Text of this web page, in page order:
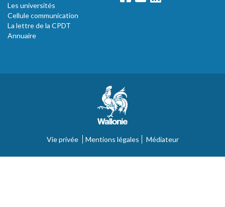
Les universités
Cellule communication
La lettre de la CPDT
Annuaire
Vie privée Mentions légales Médiateur